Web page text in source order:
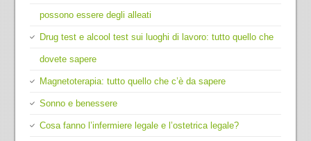
possono essere degli alleati
Drug test e alcool test sui luoghi di lavoro: tutto quello che
dovete sapere
Magnetoterapia: tutto quello che c’è da sapere
Sonno e benessere
Cosa fanno l’infermiere legale e l’ostetrica legale?